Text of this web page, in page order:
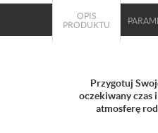
OPIS
PRODUKTU
Przygotuj
oczekiwany czas
atmosferę